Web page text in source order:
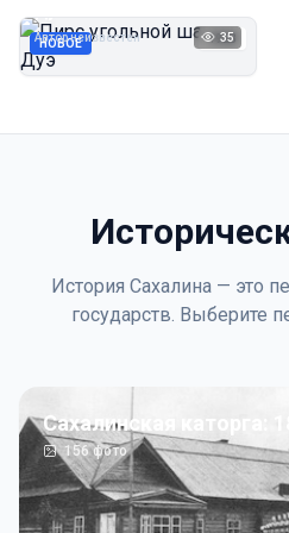
НОВОЕ 1923
Автор неизвестен 35
История Сахалина — это
государств. Выберите
Сахалинская каторга:
156фото